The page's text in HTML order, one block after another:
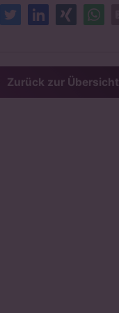
FacebookTwitterLinkedIn
XING
Zurück zur Übersicht